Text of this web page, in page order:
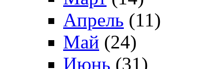
Апрель (11)
Май (24)
Июнь (31)